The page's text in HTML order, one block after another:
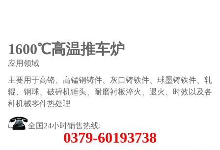
1600℃高温推车炉
应用领域
主要用于高铬、高锰钢铸件、灰口铸铁件、球墨铸铁件、轧
辊、钢球、破碎机锤头、耐磨衬板淬火、退火、时效以及各
种机械零件热处理
全国24小时销售热线:
0379-60193738